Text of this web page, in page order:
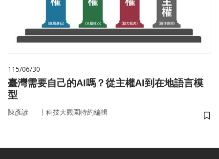
115/06/30
臺灣需要自己的AI嗎？從主權AI到在地語言模
型
陳彥諺 ｜ 科技大觀園特約編輯
儲